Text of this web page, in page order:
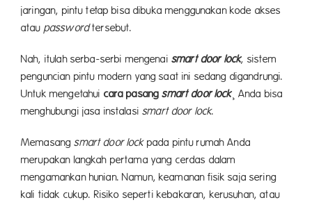
jaringan, pintu tetap bisa dibuka menggunakan kode akses
atau passwordtersebut.
Nah, itulah serba-serbi mengenai smart door lock, sistem
penguncian pintu modern yang saat ini sedang digandrungi.
Untuk mengetahui cara pasangsmart door lock¸ Anda bisa
menghubungi jasa instalasismart door lock.
Memasangsmart door lockpada pintu rumah Anda
merupakan langkah pertama yang cerdas dalam
mengamankan hunian. Namun, keamanan fisik saja sering
kali tidak cukup. Risiko seperti kebakaran, kerusuhan, atau